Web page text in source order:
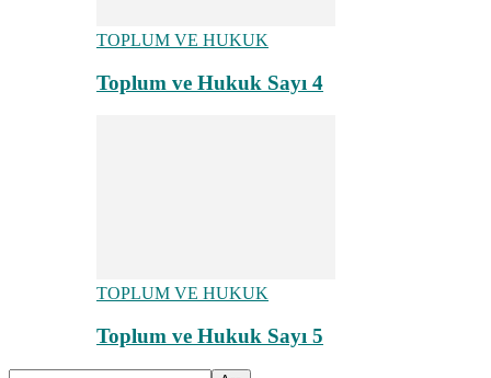
TOPLUM VE HUKUK
Toplum ve Hukuk Sayı 4
TOPLUM VE HUKUK
Toplum ve Hukuk Sayı 5